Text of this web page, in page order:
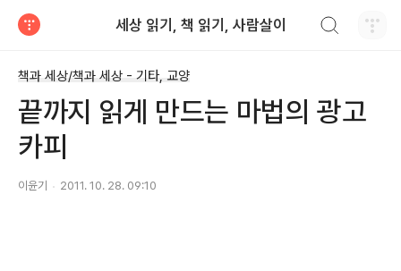
세상 읽기, 책 읽기, 사람살이
책과 세상/책과 세상 - 기타, 교양
끝까지 읽게 만드는 마법의 광고
카피
이윤기 2011. 10. 28. 09:10